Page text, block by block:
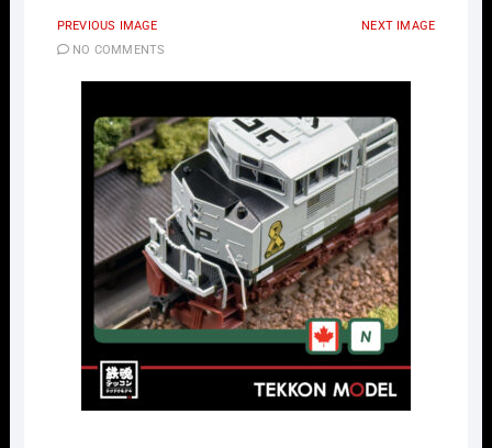
PREVIOUS IMAGE
NEXT IMAGE
NO COMMENTS